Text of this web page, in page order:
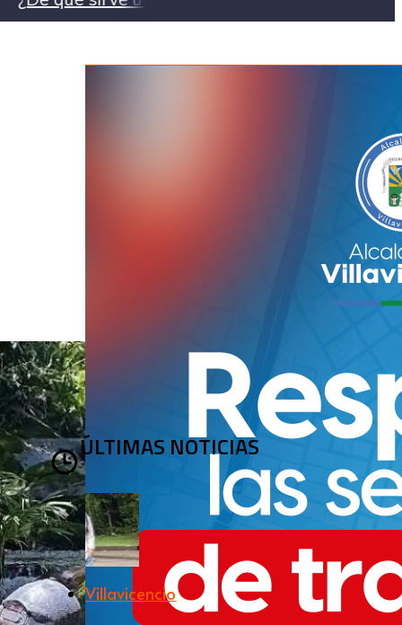
ÚLTIMAS NOTICIAS
Villavicencio